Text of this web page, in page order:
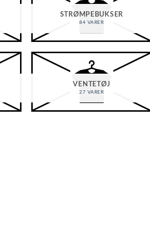
STRØMPEBUKSER
84 VARER
VENTETØJ
27 VARER